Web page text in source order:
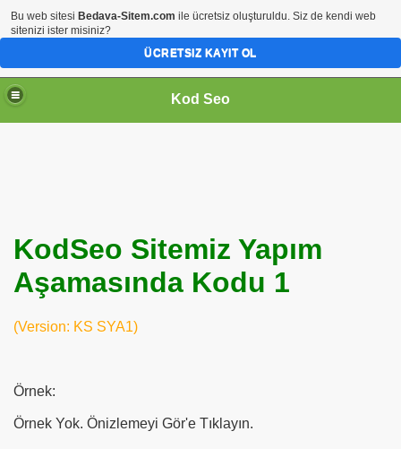
Kod Seo
KodSeo Sitemiz Yapım
Aşamasında Kodu 1
(Version: KS SYA1)
Örnek:
Örnek Yok. Önizlemeyi Gör'e Tıklayın.
Bu web sitesi Bedava-Sitem.com ile ücretsiz oluşturuldu. Siz de kendi web
sitenizi ister misiniz?
ÜCRETSIZ KAYIT OL